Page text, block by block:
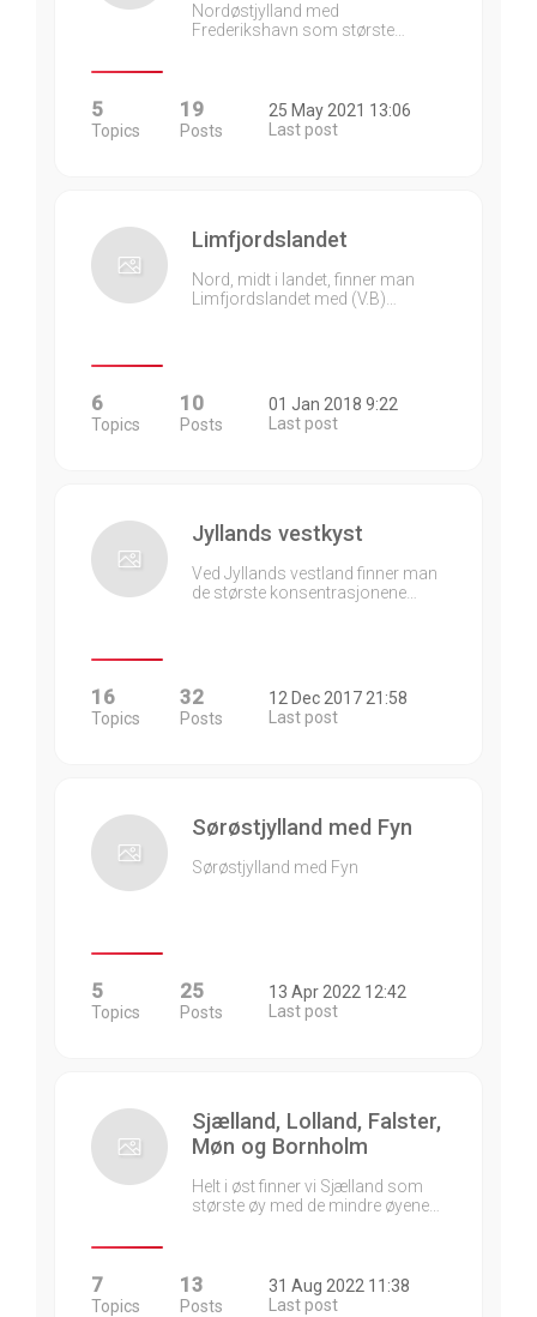
Nordøstjylland med
Frederikshavn som største…
5
Topics
19
Posts
25 May 2021 13:06
Last post
Limfjordslandet
Nord, midt i landet, finner man
Limfjordslandet med (V.B)…
6
Topics
10
Posts
01 Jan 2018 9:22
Last post
Jyllands vestkyst
Ved Jyllands vestland finner man
de største konsentrasjonene…
16
Topics
32
Posts
12 Dec 2017 21:58
Last post
Sørøstjylland med Fyn
Sørøstjylland med Fyn
5
Topics
25
Posts
13 Apr 2022 12:42
Last post
Sjælland, Lolland, Falster,
Møn og Bornholm
Helt i øst finner vi Sjælland som
største øy med de mindre øyene…
7
Topics
13
Posts
31 Aug 2022 11:38
Last post